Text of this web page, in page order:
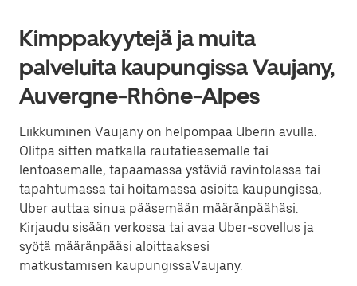
Kimppakyytejä ja muita
palveluita kaupungissa Vaujany,
Auvergne-Rhône-Alpes
Liikkuminen Vaujany on helpompaa Uberin avulla.
Olitpa sitten matkalla rautatieasemalle tai
lentoasemalle, tapaamassa ystäviä ravintolassa tai
tapahtumassa tai hoitamassa asioita kaupungissa,
Uber auttaa sinua pääsemään määränpäähäsi.
Kirjaudu sisään verkossa tai avaa Uber-sovellus ja
syötä määränpääsi aloittaaksesi
matkustamisen kaupungissaVaujany.